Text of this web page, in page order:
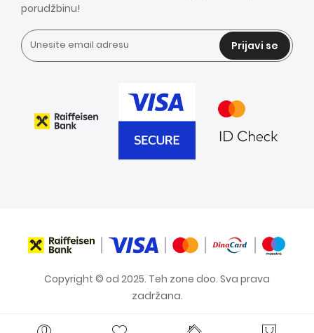
porudžbinu!
Prijavi se
Copyright © od 2025. Teh zone doo. Sva prava
zadržana.